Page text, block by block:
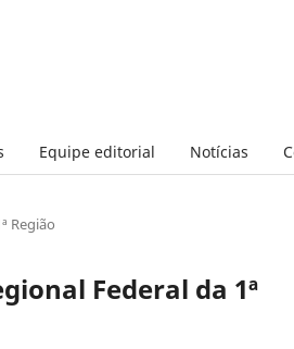
Equipe editorial Notícias
Região
Federal da 1ª